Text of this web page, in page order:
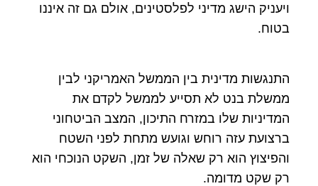
ויעניק הישג מדיני לפלסטינים, אולם גם זה איננו
בטוח.
התנגשות מדינית בין הממשל האמריקני לבין
ממשלת בנט לא תסייע לממשל לקדם את
המדיניות שלו במזרח התיכון, המצב הביטחוני
ברצועת עזה רוחש וגועש מתחת לפני השטח
והפיצוץ הוא רק שאלה של זמן, השקט הנוכחי הוא
רק שקט מדומה.